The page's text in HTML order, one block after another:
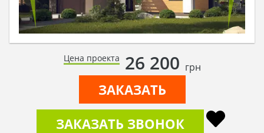
Цена проекта 26 200 грн
ЗАКАЗАТЬ
ЗАКАЗАТЬ ЗВОНОК